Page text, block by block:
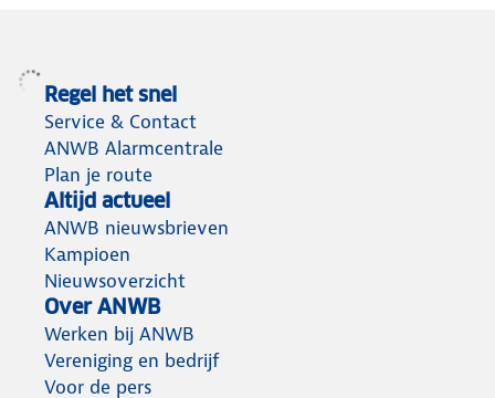
slaapkamers.
Montage zonder boren
snelle installatie.
Regel het snel
Service & Contact
ANWB Alarmcentrale
Plan je route
Altijd actueel
ANWB nieuwsbrieven
Kampioen
Nieuwsoverzicht
Over ANWB
Werken bij ANWB
Vereniging en bedrijf
Voor de pers